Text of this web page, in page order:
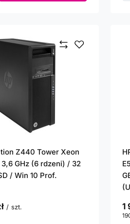
Z440 Tower Xeon
GHz (6 rdzeni) / 32
/ Win 10 Prof.
/ szt. 1